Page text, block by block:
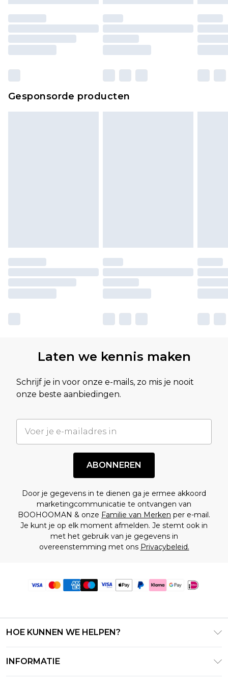
Huishoudelijke artikelen, zoals beddengoed,
matrassen, toppers en kussens, moeten
ongebruikt zijn en in de originele, ongeopende
wettelijke rechten.
bekijken.
Gesponsorde producten
Laten we kennis maken
Schrijf je in voor onze e-mails, zo mis je nooit
onze beste aanbiedingen.
ABONNEREN
Door je gegevens in te dienen ga je ermee akkoord
marketingcommunicatie te ontvangen van
BOOHOOMAN & onze Familie van Merken per e-mail.
Je kunt je op elk moment afmelden. Je stemt ook in
met het gebruik van je gegevens in
overeenstemming met ons Privacybeleid.
HOE KUNNEN WE HELPEN?
INFORMATIE